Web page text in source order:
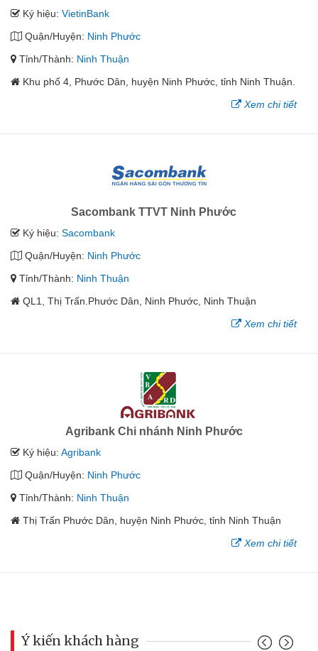
Ký hiệu: VietinBank
Quận/Huyện: Ninh Phước
Tỉnh/Thành: Ninh Thuận
Khu phố 4, Phước Dân, huyện Ninh Phước, tỉnh Ninh Thuận.
Xem chi tiết
Sacombank TTVT Ninh Phước
Ký hiệu: Sacombank
Quận/Huyện: Ninh Phước
Tỉnh/Thành: Ninh Thuận
QL1, Thị Trấn.Phước Dân, Ninh Phước, Ninh Thuận
Xem chi tiết
Agribank Chi nhánh Ninh Phước
Ký hiệu: Agribank
Quận/Huyện: Ninh Phước
Tỉnh/Thành: Ninh Thuận
Thị Trấn Phước Dân, huyện Ninh Phước, tỉnh Ninh Thuận
Xem chi tiết
Ý kiến khách hàng